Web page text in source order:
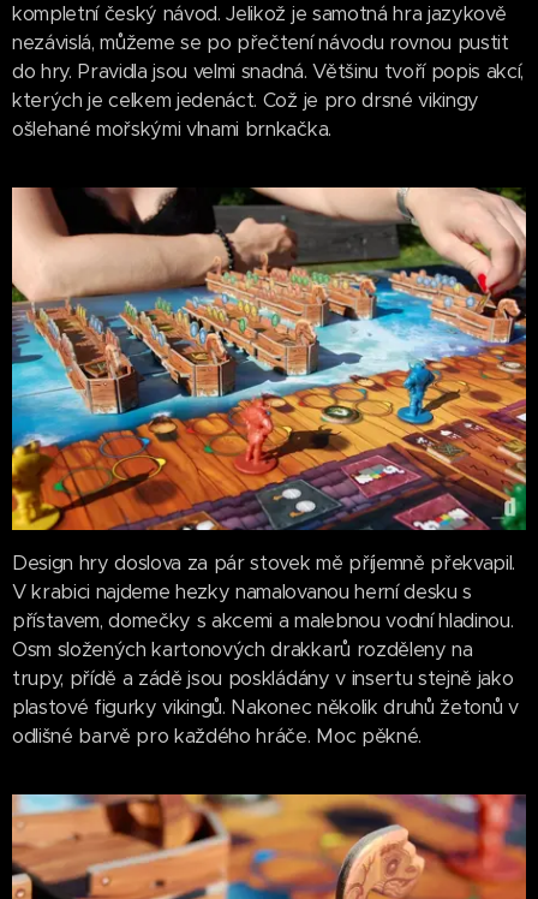
kompletní český návod. Jelikož je samotná hra jazykově
nezávislá, můžeme se po přečtení návodu rovnou pustit
do hry. Pravidla jsou velmi snadná. Většinu tvoří popis akcí,
kterých je celkem jedenáct. Což je pro drsné vikingy
ošlehané mořskými vlnami brnkačka.
Design hry doslova za pár stovek mě příjemně překvapil.
V krabici najdeme hezky namalovanou herní desku s
přístavem, domečky s akcemi a malebnou vodní hladinou.
Osm složených kartonových drakkarů rozděleny na
trupy, přídě a zádě jsou poskládány v insertu stejně jako
plastové figurky vikingů. Nakonec několik druhů žetonů v
odlišné barvě pro každého hráče. Moc pěkné.